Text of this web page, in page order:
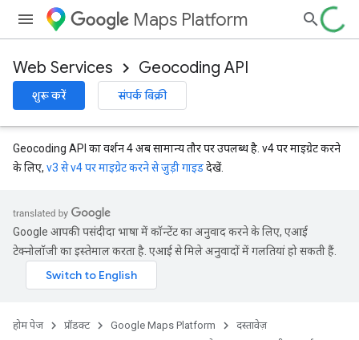
Maps Platform
Web Services Geocoding API
शुरू करें संपर्क बिक्री
Geocoding API का वर्शन 4 अब सामान्य तौर पर उपलब्ध है. v4 पर माइग्रेट करने
के लिए, v3 से v4 पर माइग्रेट करने से जुड़ी गाइडदेखें.
Google आपकी पसंदीदा भाषा में कॉन्टेंट का अनुवाद करने के लिए, एआई
टेक्नोलॉजी का इस्तेमाल करता है. एआई से मिले अनुवादों में गलतियां हो सकती हैं.
होम पेज प्रॉडक्ट Google Maps Platform
दस्तावेज़